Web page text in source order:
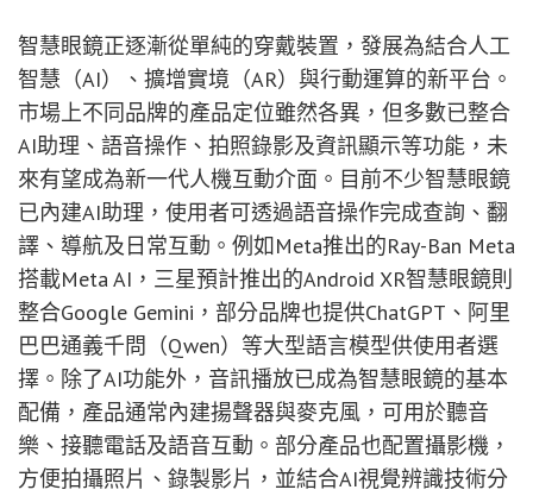
智慧眼鏡正逐漸從單純的穿戴裝置，發展為結合人工
智慧（AI）、擴增實境（AR）與行動運算的新平台。
市場上不同品牌的產品定位雖然各異，但多數已整合
AI助理、語音操作、拍照錄影及資訊顯示等功能，未
來有望成為新一代人機互動介面。目前不少智慧眼鏡
已內建AI助理，使用者可透過語音操作完成查詢、翻
譯、導航及日常互動。例如Meta推出的Ray-Ban Meta
搭載Meta AI，三星預計推出的Android XR智慧眼鏡則
整合Google Gemini，部分品牌也提供ChatGPT、阿里
巴巴通義千問（Qwen）等大型語言模型供使用者選
擇。除了AI功能外，音訊播放已成為智慧眼鏡的基本
配備，產品通常內建揚聲器與麥克風，可用於聽音
樂、接聽電話及語音互動。部分產品也配置攝影機，
方便拍攝照片、錄製影片，並結合AI視覺辨識技術分